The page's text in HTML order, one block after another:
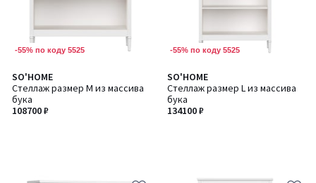
-55% по коду 5525
SO'HOME
Стеллаж размер М из массива
бука
108700 ₽
-55% по коду 5525
SO'HOME
Стеллаж размер L из массива
бука
134100 ₽